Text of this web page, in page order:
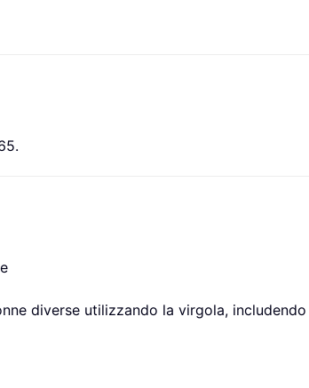
diverse utilizzando la virgola,